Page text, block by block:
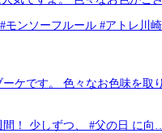
ンソーフルール #アトレ川
ーケです。 色々なお色味を取
間！ 少しずつ、 #父の日 に向